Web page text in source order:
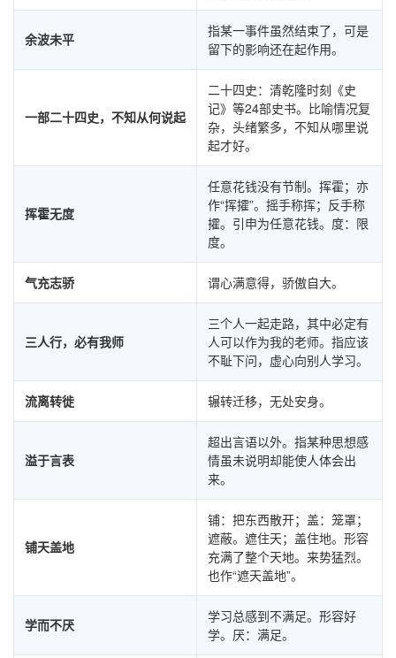
余波未平
指某一事件虽然结束了，可是
留下的影响还在起作用。
一部二十四史，不知从何说起
二十四史：清乾隆时刻《史
记》等24部史书。比喻情况复
杂，头绪繁多，不知从哪里说
起才好。
挥霍无度
任意花钱没有节制。挥霍；亦
作“挥攉”。摇手称挥；反手称
攉。引申为任意花钱。度：限
度。
气充志骄 谓心满意得，骄傲自大。
三人行，必有我师
三个人一起走路，其中必定有
人可以作为我的老师。指应该
不耻下问，虚心向别人学习。
流离转徙 辗转迁移，无处安身。
溢于言表
超出言语以外。指某种思想感
情虽未说明却能使人体会出
来。
铺天盖地
铺：把东西散开；盖：笼罩；
遮蔽。遮住天；盖住地。形容
充满了整个天地。来势猛烈。
也作“遮天盖地”。
学而不厌
学习总感到不满足。形容好
学。厌：满足。